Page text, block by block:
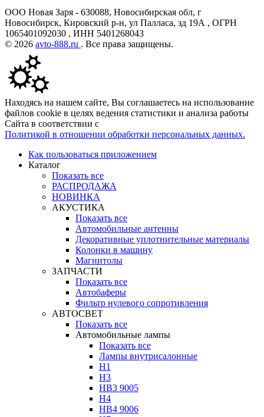
ООО Новая Заря - 630088, Новосибирская обл, г
Новосибирск, Кировский р-н, ул Палласа, зд 19А , ОГРН
1065401092030 , ИНН 5401268043
© 2026 avto-888.ru . Все права защищены.
Находясь на нашем сайте, Вы соглашаетесь на использование
файлов cookie в целях ведения статистики и анализа работы
Сайта в соответствии с
Политикой в отношении обработки персональных данных.
Как пользоваться приложением
Каталог
Показать все
РАСПРОДАЖА
НОВИНКА
АКУСТИКА
Показать все
Автомобильные антенны
Декоративные уплотнительные материалы
Колонки в машину
Магнитолы
ЗАПЧАСТИ
Показать все
Автобаферы
Фильтр нулевого сопротивления
АВТОСВЕТ
Показать все
Автомобильные лампы
Показать все
Лампы внутрисалонные
H1
H3
HB3 9005
H4
HB4 9006